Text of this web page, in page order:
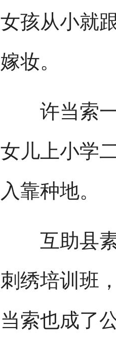
女孩从小就
嫁妆。
许当索一
女儿上小学
入靠种地。
互助县素
刺绣培训班
当索也成了